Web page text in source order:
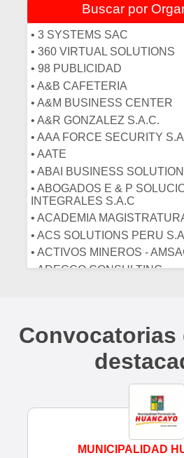
• GASTRONOMIA/CHEF
• GEÓGRAFOS
• GEÓLOGOS
• INFORMATICA
• ING. ELECTRICA
• INGENIERIA AMBIENTAL
• INGENIERIA CIVIL
• INGENIERIA DE MINAS
• INGENIERIA FORESTAL
• INGENIERIA INDUSTRIAL
• INGENIEROS
• MEDICOS VETERINARIOS
• NUTRICIONISTAS
• OBSTETRAS
• PSICÓLOGOS
Buscar por
• 3 SYSTEMS SAC
• 360 VIRTUAL SOLUTIONS
• 98 PUBLICIDAD
• A&B CAFETERIA
• A&M BUSINESS CENTER
• A&R GONZALEZ S.A.C.
• AAA FORCE SECURITY
• AATE
• ABAI BUSINESS
• ABOGADOS E & P
INTEGRALES S.A.C
• ACADEMIA
• ACS SOLUTIONS PERU
• ACTIVOS MINEROS -
• ADECCO CONSULTING
• ADVANCE ELECTRICAL
• AE BUSINESS E.I.R.L.
• AEROLÍNEA AVIANCA
• AEROLÍNEA LC PERÚ
• AF CONSTRUCTECNIA
• AGENCIA DE COMPRAS
Convocatorias
MUNICIPALIDAD